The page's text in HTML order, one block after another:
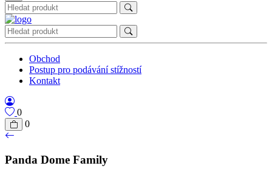
Obchod
Postup pro podávání stížností
Kontakt
0
0
Panda Dome Family